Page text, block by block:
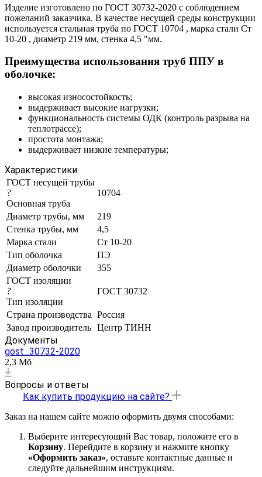
Изделие изготовлено по ГОСТ 30732-2020 с соблюдением
пожеланий заказчика. В качестве несущей среды конструкции
используется стальная труба по ГОСТ 10704 , марка стали Ст
10-20 , диаметр 219 мм, стенка 4,5 "мм.
Преимущества использования труб ППУ в
оболочке:
высокая износостойкость;
выдерживает высокие нагрузки;
функциональность системы ОДК (контроль разрыва на
теплотрассе);
простота монтажа;
выдерживает низкие температуры;
Характеристики
ГОСТ несущей трубы
?
Основная труба
10704
Диаметр трубы, мм
219
Стенка трубы, мм
4,5
Марка стали
Ст 10-20
Тип оболочка
ПЭ
Диаметр оболочки
355
ГОСТ изоляции
?
Тип изоляции
ГОСТ 30732
Страна производства Россия
Завод производитель Центр ТИНН
Документы
gost_30732-2020
2,3 Мб
Вопросы и ответы
Как купить продукцию на сайте?
Заказ на нашем сайте можно оформить двумя способами:
Выберите интересующий Вас товар, положите его в
Корзину. Перейдите в корзину и нажмите кнопку
«Оформить заказ», оставьте контактные данные и
следуйте дальнейшим инструкциям.